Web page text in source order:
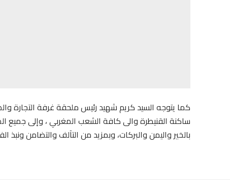
كما يتوجه السيد كريم شهيد رئيس ملحقة غرفة التجارة
ساكنة القنيطرة والى كافة الشعب المغربي ، وإلى جميع
بالخير واليمن والبركات، وبمزيد من التآلف والتضامن